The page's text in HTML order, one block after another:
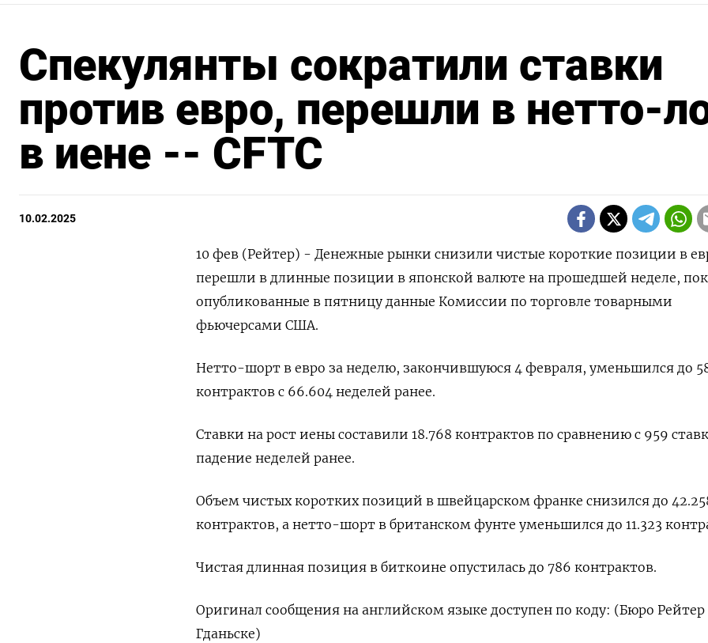
Спекулянты сократили ставки
против евро, перешли в нетто-
в иене -- CFTC
10.02.2025
10 фев (Рейтер) - Денежные рынки снизили чистые короткие позиции в
перешли в длинные позиции в японской валюте на прошедшей неделе,
опубликованные в пятницу данные Комиссии по торговле товарными
фьючерсами США.
Нетто-шорт в евро за неделю, закончившуюся 4 февраля, уменьшился до
контрактов с 66.604 неделей ранее.
Ставки на рост иены составили 18.768 контрактов по сравнению с 959
падение неделей ранее.
Объем чистых коротких позиций в швейцарском франке снизился до
контрактов, а нетто-шорт в британском фунте уменьшился до 11.323
Чистая длинная позиция в биткоине опустилась до 786 контрактов.
Оригинал сообщения на английском языке доступен по коду: (Бюро Рейтер
Гданьске)